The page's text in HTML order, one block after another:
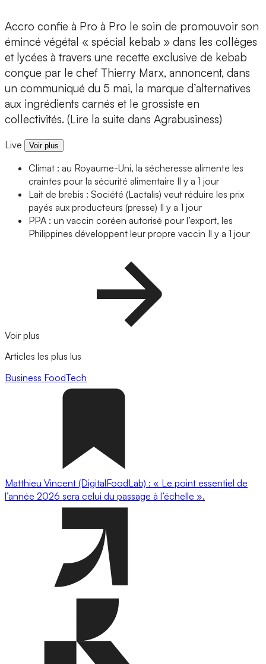
Accro confie à Pro à Pro le soin de promouvoir son
émincé végétal « spécial kebab » dans les collèges
et lycées à travers une recette exclusive de kebab
conçue par le chef Thierry Marx, annoncent, dans
un communiqué du 5 mai, la marque d’alternatives
aux ingrédients carnés et le grossiste en
collectivités. (Lire la suite dans Agrabusiness)
Live Voir plus
Climat : au Royaume-Uni, la sécheresse alimente les
craintes pour la sécurité alimentaire Il y a 1 jour
Lait de brebis : Société (Lactalis) veut réduire les prix
payés aux producteurs (presse) Il y a 1 jour
PPA : un vaccin coréen autorisé pour l’export, les
Philippines développent leur propre vaccin Il y a 1 jour
Voir plus
Articles les plus lus
Business FoodTech
Matthieu Vincent (DigitalFoodLab) : « Le point essentiel de
l’année 2026 sera celui du passage à l’échelle ».